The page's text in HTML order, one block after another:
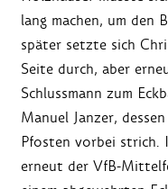
lang machen, um den
später setzte sich
Seite durch, aber
Schlussmann zum
Manuel Janzer,
Pfosten vorbei strich.
erneut der VfB-